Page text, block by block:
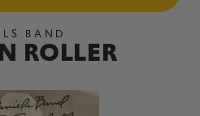
BAND
ROLLER